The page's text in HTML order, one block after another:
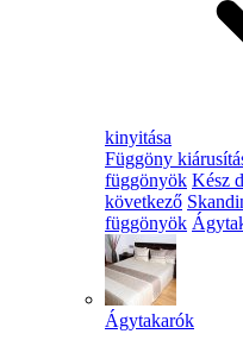
kinyitása
Függöny
függönyök Kész
következő
függönyök
Ágytakarók